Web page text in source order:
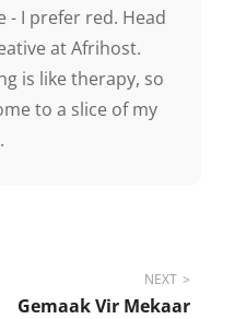
- I prefer red. Head
at Afrihost.
is like therapy, so
to a slice of my
NEXT
Gemaak Vir Mekaar